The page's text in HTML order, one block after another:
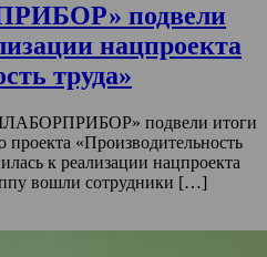
подвели
нацпроекта
труда»
подвели итоги
проекта «Производительность
к реализации нацпроекта
вошли сотрудники […]